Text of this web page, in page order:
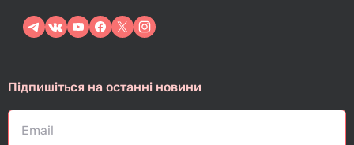
Підпишіться на останні новини